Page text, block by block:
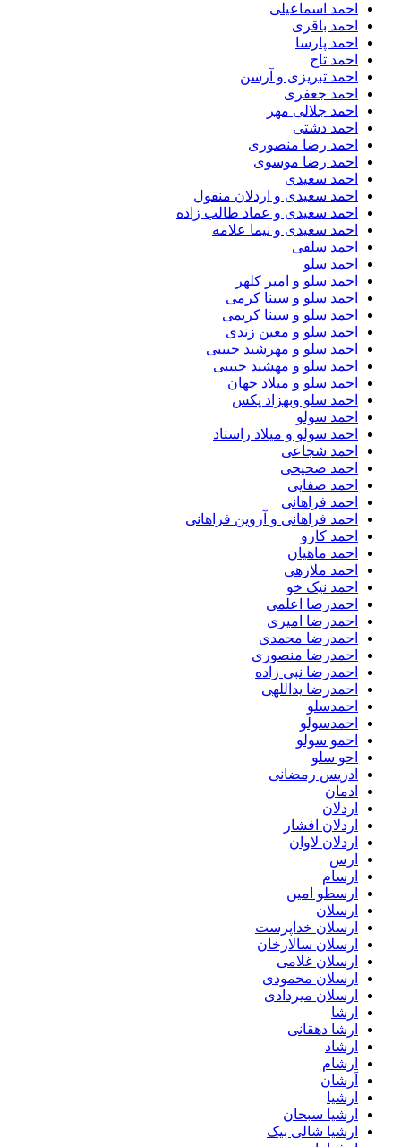
احمد اسماعیلی
احمد باقری
احمد پارسا
احمد تاج
احمد تبریزی و آرسن
احمد جعفری
احمد جلالی مهر
احمد دشتی
احمد رضا منصوری
احمد رضا موسوی
احمد سعیدی
احمد سعیدی و اردلان منقول
احمد سعیدی و عماد طالب زاده
احمد سعیدی و نیما علامه
احمد سلفی
احمد سلو
احمد سلو و امیر کلهر
احمد سلو و سینا کرمی
احمد سلو و سینا کریمی
احمد سلو و معین زندی
احمد سلو و مهرشید حبیبی
احمد سلو و مهشید حبیبی
احمد سلو و میلاد جهان
احمد سلو وبهزاد پکس
احمد سولو
احمد سولو و میلاد راستاد
احمد شجاعی
احمد صحیحی
احمد صفایی
احمد فراهانی
احمد فراهانی و آروین فراهانی
احمد کارو
احمد ماهیان
احمد ملازهی
احمد نیک خو
احمدرضا اعلمی
احمدرضا امیری
احمدرضا محمدی
احمدرضا منصوری
احمدرضا نبی زاده
احمدرضا یداللهی
احمدسلو
احمدسولو
احمو سولو
احو سلو
ادریس رمضانی
ادمان
اردلان
اردلان افشار
اردلان لاوان
ارس
ارسام
ارسطو امین
ارسلان
ارسلان خداپرست
ارسلان سالارخان
ارسلان غلامی
ارسلان محمودی
ارسلان میردادی
ارشا
ارشا دهقانی
ارشاد
ارشام
اَرشان
ارشیا
ارشیا سبحان
ارشیا شالی بیک